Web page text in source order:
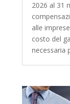
2026 al 31
alle
costo del
necessaria